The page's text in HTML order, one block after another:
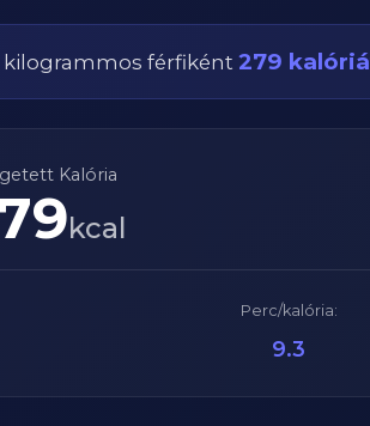
kilogrammos férfi ként 279
Kalória
kcal
Perc/kalória:
9.3